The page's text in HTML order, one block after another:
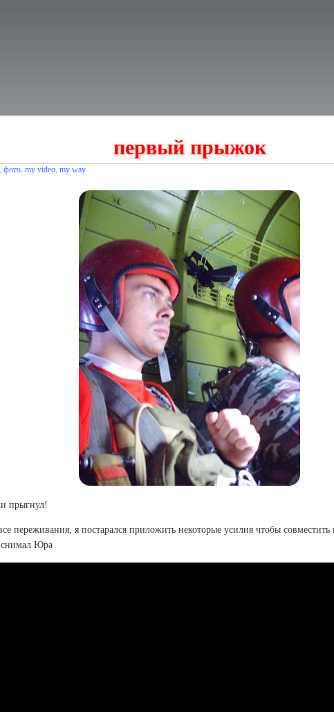
первый прыжок
, фото, my video, my way
прыгнул!
переживания, я постарался приложить некоторые усилия чтобы
снимал Юра